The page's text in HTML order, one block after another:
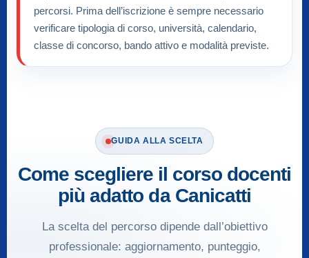
percorsi. Prima dell’iscrizione è sempre necessario
verificare tipologia di corso, università, calendario,
classe di concorso, bando attivo e modalità previste.
GUIDA ALLA SCELTA
Come scegliere il corso docenti
più adatto da Canicatti
La scelta del percorso dipende dall’obiettivo
professionale: aggiornamento, punteggio,